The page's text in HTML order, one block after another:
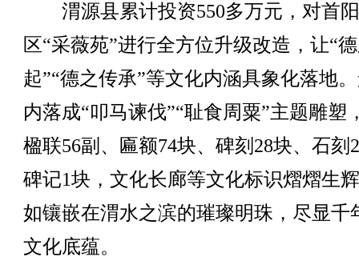
渭源县累计投资550多万元，对首
区“采薇苑”进行全方位升级改造，让“
起”“德之传承”等文化内涵具象化落地
内落成“叩马谏伐”“耻食周粟”主题雕塑
楹联56副、匾额74块、碑刻28块、石刻
碑记1块，文化长廊等文化标识熠熠生
如镶嵌在渭水之滨的璀璨明珠，尽显千
文化底蕴。